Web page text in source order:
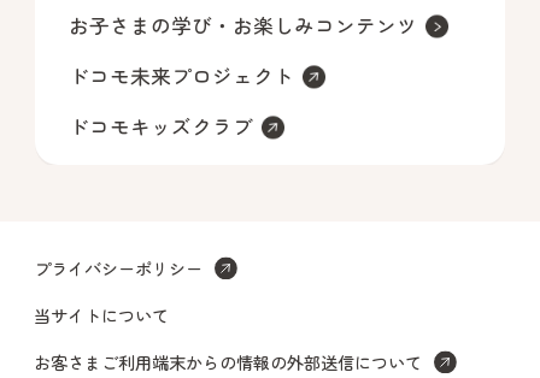
お子さまの学び・お楽しみコンテンツ
ドコモ未来プロジェクト
ドコモキッズクラブ
プライバシーポリシー
当サイトについて
お客さまご利用端末からの情報の外部送信について